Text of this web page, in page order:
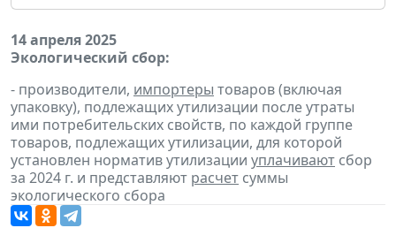
14 апреля 2025
Экологический сбор:
- производители, импортеры товаров (включая
упаковку), подлежащих утилизации после утраты
ими потребительских свойств, по каждой группе
товаров, подлежащих утилизации, для которой
установлен норматив утилизации уплачивают сбор
за 2024 г. и представляют расчет суммы
экологического сбора